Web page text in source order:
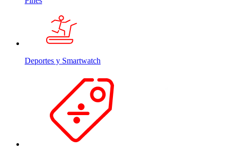
Deportes y Smartwatch